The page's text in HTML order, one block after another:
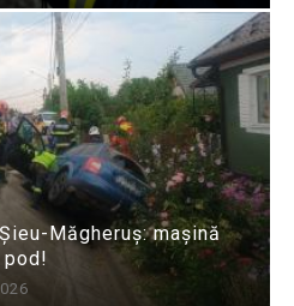
Măgheruș: mașină